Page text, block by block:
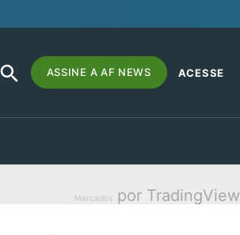
Search
for:
SEARCH
BUTTON
ASSINE A AF NEWS ACESSE
Mercados por TradingView